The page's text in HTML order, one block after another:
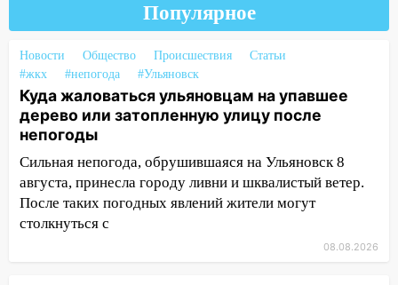
В мэрии Ульяновска рассказали,
шторма
13:49 Стихия продолжает крушить
Ульяновск: дерево рухнуло на дом на
Орджоникидзе
13:47 На Нижней Террасе мощным
ветром вырвало дерево с корнем
13:46 Сильный ветер сорвал крышу с
СТО на проспекте Созидателей
Популярное
Новости Общество Происшествия
Статьи
#жкх
#непогода #Ульяновск
Куда жаловаться ульяновцам на упавшее
дерево или затопленную улицу после
непогоды
Сильная непогода, обрушившаяся на Ульяновск 8
августа, принесла городу ливни и шквалистый ветер.
После таких погодных явлений жители могут
столкнуться с
08.08.2026